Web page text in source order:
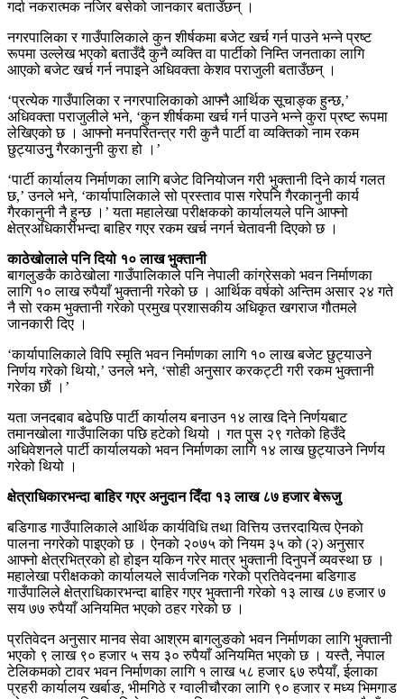
गर्दा नकरात्मक नजिर बसेको जानकार बताउँछन् ।
नगरपालिका र गाउँपालिकाले कुन शीर्षकमा बजेट खर्च गर्न पाउने भन्ने प्रष्ट
रूपमा उल्लेख भएको बताउँदै कुनै व्यक्ति वा पार्टीको निम्ति जनताका लागि
आएको बजेट खर्च गर्न नपाइने अधिवक्ता केशव पराजुली बताउँछन् ।
‘प्रत्येक गाउँपालिका र नगरपालिकाको आफ्नै आर्थिक सूचाङ्क हुन्छ,’
अधिवक्ता पराजुलीले भने, ‘कुन शीर्षकमा खर्च गर्न पाउने भन्ने कुरा प्रष्ट रूपमा
लेखिएको छ । आफ्नो मनपरितन्त्र गरी कुनै पार्टी वा व्यक्तिको नाम रकम
छुट्याउनुु गैरकानुनी कुरा हो ।’
‘पार्टी कार्यालय निर्माणका लागि बजेट विनियोजन गरी भुक्तानी दिने कार्य गलत
छ,’ उनले भने, ‘कार्यापालिकाले सो प्रस्ताव पास गरेपनि गैरकानुनी कार्य
गैरकानुनी नै हुन्छ ।’ यता महालेखा परीक्षकको कार्यालयले पनि आफ्नो
क्षेत्रअधिकारीभन्दा बाहिर गएर रकम खर्च नगर्न चेतावनी दिएको छ ।
काठेखोलाले पनि दियो १० लाख भुक्तानी
बागलुङकै काठेखोला गाउँपालिकाले पनि नेपाली कांग्रेसको भवन निर्माणका
लागि १० लाख रुपैयाँ भुक्तानी गरेको छ । आर्थिक वर्षको अन्तिम असार २४ गते
नै सो रकम भुक्तानी गरेको प्रमुख प्रशासकीय अधिकृत खगराज गौतमले
जानकारी दिए ।
‘कार्यापालिकाले विपि स्मृति भवन निर्माणका लागि १० लाख बजेट छुट्याउने
निर्णय गरेको थियो,’ उनले भने, ‘सोही अनुसार करकट्टी गरी रकम भुक्तानी
गरेका छाैं ।’
यता जनदबाव बढेपछि पार्टी कार्यालय बनाउन १४ लाख दिने निर्णयबाट
तमानखोला गाउँपालिका पछि हटेको थियो । गत पुस २९ गतेको हिउँदे
अधिवेशनले पार्टी कार्यालयको भवन निर्माणका लागि १४ लाख छुट्याउने निर्णय
गरेको थियो ।
क्षेत्राधिकारभन्दा बाहिर गएर अनुदान दिँदा १३ लाख ८७ हजार बेरूजु
बडिगाड गाउँपालिकाले आर्थिक कार्यविधि तथा वित्तिय उत्तरदायित्व ऐनकाे
पालना नगरेकाे पाइएकाे छ । ऐनकाे २०७५ को नियम ३५ को (२) अनुसार
आफ्नो क्षेत्रभित्रको हो होइन यकिन गरेर मात्र भुक्तानी दिनुपर्ने व्यवस्था छ ।
महालेखा परीक्षकको कार्यालयले सार्वजनिक गरेको प्रतिवेदनमा बडिगाड
गाउँपालिले क्षेत्राधिकारभन्दा बाहिर गएर भुक्तानी गरेको १३ लाख ८७ हजार ७
सय ७७ रुपैयाँ अनियमित भएको ठहर गरेको छ ।
प्रतिवेदन अनुसार मानव सेवा आश्रम बागलुङको भवन निर्माणका लागि भुक्तानी
भएको ९ लाख ९० हजार ५ सय ३० रुपैयाँ अनियमित भएकाे छ । यस्तै, नेपाल
टेलिकमको टावर भवन निर्माणका लागि १ लाख ५८ हजार ६७ रुपैयाँ, ईलाका
प्रहरी कार्यालय खर्बाङ, भीमगिठे र ग्वालीचौरका लागि ९० हजार र मध्य भिमगाड